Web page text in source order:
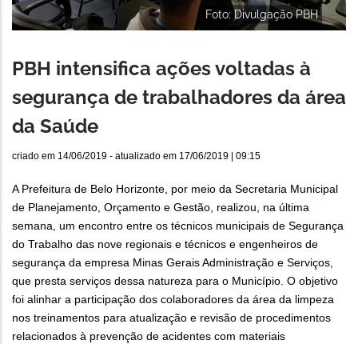
Foto: Divulgação PBH
PBH intensifica ações voltadas à
segurança de trabalhadores da área
da Saúde
criado em 14/06/2019 - atualizado em 17/06/2019 | 09:15
A Prefeitura de Belo Horizonte, por meio da Secretaria Municipal
de Planejamento, Orçamento e Gestão, realizou, na última
semana, um encontro entre os técnicos municipais de Segurança
do Trabalho das nove regionais e técnicos e engenheiros de
segurança da empresa Minas Gerais Administração e Serviços,
que presta serviços dessa natureza para o Município. O objetivo
foi alinhar a participação dos colaboradores da área da limpeza
nos treinamentos para atualização e revisão de procedimentos
relacionados à prevenção de acidentes com materiais